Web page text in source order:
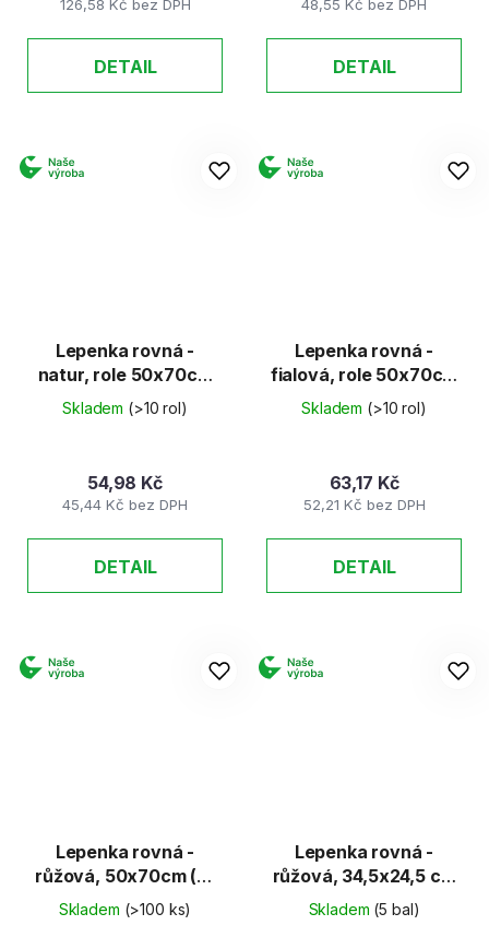
126,58 Kč bez DPH
DETAIL
48,55 Kč bez DPH
DETAIL
Lepenka rovná -
natur, role 50x70cm
(E-Welle)
Skladem (>10 rol)
45,44 Kč bez DPH
54,98 Kč
DETAIL
Lepenka rovná -
fialová, role 50x70cm
(E-Welle)
Skladem (>10 rol)
52,21 Kč bez DPH
63,17 Kč
DETAIL
Lepenka rovná -
růžová, 50x70cm (E-
Welle)
Skladem (>100 ks)
Lepenka rovná -
růžová, 34,5x24,5 cm
(E-Welle)
Skladem (5 bal)